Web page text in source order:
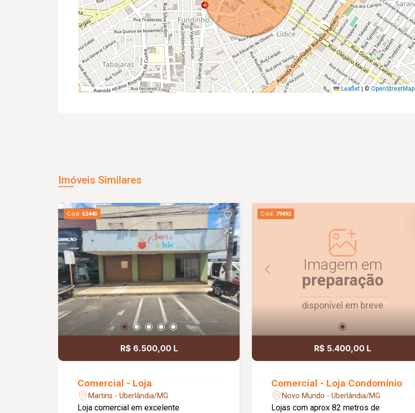
Leaflet © OpenStreetMap
Imóveis Similares
Cód. 52445
R$ 6.500,00 L
Comercial - Loja
Martins - Uberlândia/MG
Loja comercial em excelente
Cód. 79492
Imagem em
preparação
disponível em breve
R$ 5.400,00 L
Comercial - Loja Condomínio
Novo Mundo - Uberlândia/MG
Lojas com aprox 82 metros de